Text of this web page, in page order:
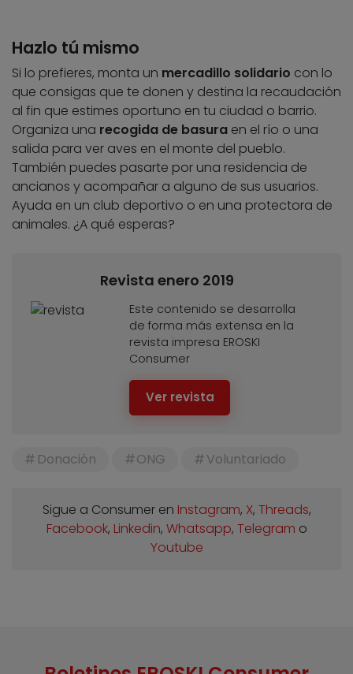
Hazlo tú mismo
Si lo prefieres, monta un mercadillo solidario con lo
que consigas que te donen y destina la recaudación
al fin que estimes oportuno en tu ciudad o barrio.
Organiza una recogida de basura en el río o una
salida para ver aves en el monte del pueblo.
También puedes pasarte por una residencia de
ancianos y acompañar a alguno de sus usuarios.
Ayuda en un club deportivo o en una protectora de
animales. ¿A qué esperas?
Revista enero 2019
Este contenido se desarrolla
de forma más extensa en la
revista impresa EROSKI
Consumer
Ver revista
Donación ONG Voluntariado
Sigue a Consumer en Instagram, X, Threads,
Facebook, Linkedin, Whatsapp, Telegram o
Youtube